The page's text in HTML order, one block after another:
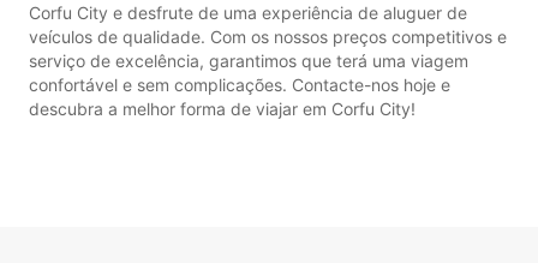
Corfu City e desfrute de uma experiência de aluguer de
veículos de qualidade. Com os nossos preços competitivos e
serviço de excelência, garantimos que terá uma viagem
confortável e sem complicações. Contacte-nos hoje e
descubra a melhor forma de viajar em Corfu City!